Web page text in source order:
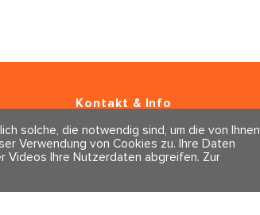
Kontakt & Info
Impressum & Datenschutz
AGBs
solche, die notwendig sind, um die von Ihnen
Verwendung von Cookies zu. Ihre Daten
Videos Ihre Nutzerdaten abgreifen. Zur